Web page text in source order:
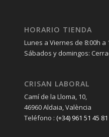
HORARIO TIENDA
Lunes a Viernes de 8:00h a
Sábados y domingos:
CRISAN LABORAL
Camí de la Lloma, 10,
46960 Aldaia, València
Teléfono :(+34) 961 51 45 81